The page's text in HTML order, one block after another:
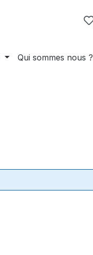
Qui sommes nous ?